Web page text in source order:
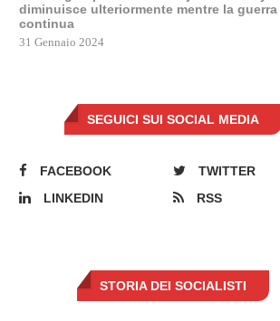
diminuisce ulteriormente mentre la guerra
continua
31 Gennaio 2024
SEGUICI SUI SOCIAL MEDIA
FACEBOOK
TWITTER
LINKEDIN
RSS
STORIA DEI SOCIALISTI